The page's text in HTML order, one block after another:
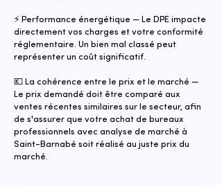
⚡ Performance énergétique — Le DPE impacte
directement vos charges et votre conformité
réglementaire. Un bien mal classé peut
représenter un coût significatif.
💶 La cohérence entre le prix et le marché —
Le prix demandé doit être comparé aux
ventes récentes similaires sur le secteur, afin
de s'assurer que votre achat de bureaux
professionnels avec analyse de marché à
Saint-Barnabé soit réalisé au juste prix du
marché.